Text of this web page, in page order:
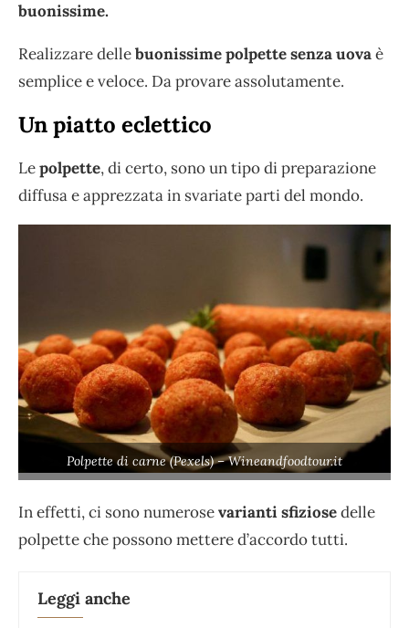
buonissime.
Realizzare dellebuonissime polpette senza uovaè
semplice e veloce. Da provare assolutamente.
Un piatto eclettico
Lepolpette, di certo, sono un tipo di preparazione
diffusa e apprezzata in svariate parti del mondo.
Polpette di carne (Pexels) – Wineandfoodtour.it
In effetti, ci sono numerosevarianti sfiziosedelle
polpette che possono mettere d’accordo tutti.
Leggi anche